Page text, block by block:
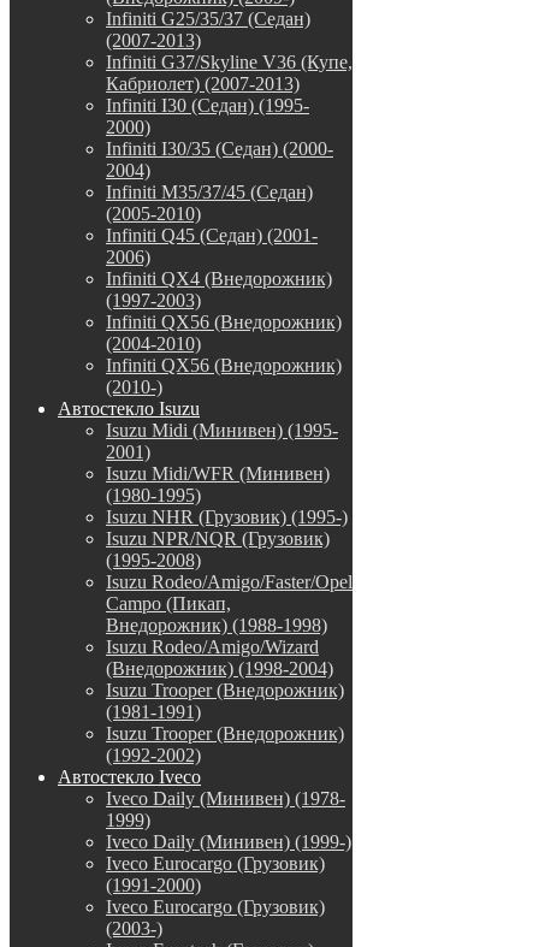
Infiniti G25/35/37 (Седан)
(2007-2013)
Infiniti G37/Skyline V36 (Купе,
Кабриолет) (2007-2013)
Infiniti I30 (Седан) (1995-
2000)
Infiniti I30/35 (Седан) (2000-
2004)
Infiniti M35/37/45 (Седан)
(2005-2010)
Infiniti Q45 (Седан) (2001-
2006)
Infiniti QX4 (Внедорожник)
(1997-2003)
Infiniti QX56 (Внедорожник)
(2004-2010)
Infiniti QX56 (Внедорожник)
(2010-)
Автостекло Isuzu
Isuzu Midi (Минивен) (1995-
2001)
Isuzu Midi/WFR (Минивен)
(1980-1995)
Isuzu NHR (Грузовик) (1995-)
Isuzu NPR/NQR (Грузовик)
(1995-2008)
Isuzu Rodeo/Amigo/Faster/Opel
Campo (Пикап,
Внедорожник) (1988-1998)
Isuzu Rodeo/Amigo/Wizard
(Внедорожник) (1998-2004)
Isuzu Trooper (Внедорожник)
(1981-1991)
Isuzu Trooper (Внедорожник)
(1992-2002)
Автостекло Iveco
Iveco Daily (Минивен) (1978-
1999)
Iveco Daily (Минивен) (1999-)
Iveco Eurocargo (Грузовик)
(1991-2000)
Iveco Eurocargo (Грузовик)
(2003-)